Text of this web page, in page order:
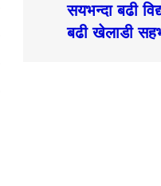
सयभन्दा बढी
बढी खेलाडी